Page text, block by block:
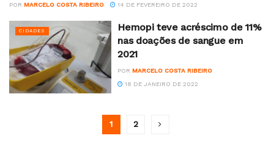
POR MARCELO COSTA RIBEIRO 14 DE FEVEREIRO DE 2022
CIDADES
Hemopi teve acréscimo de 11%
nas doações de sangue em
2021
POR MARCELO COSTA RIBEIRO
18 DE JANEIRO DE 2022
1 2